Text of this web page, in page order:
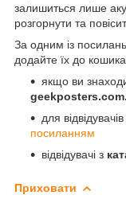
залишиться лише
розгорнути та
За одним із посилань
додайте їх до
якщо ви
для
посиланням
відвідувачі з
Приховати